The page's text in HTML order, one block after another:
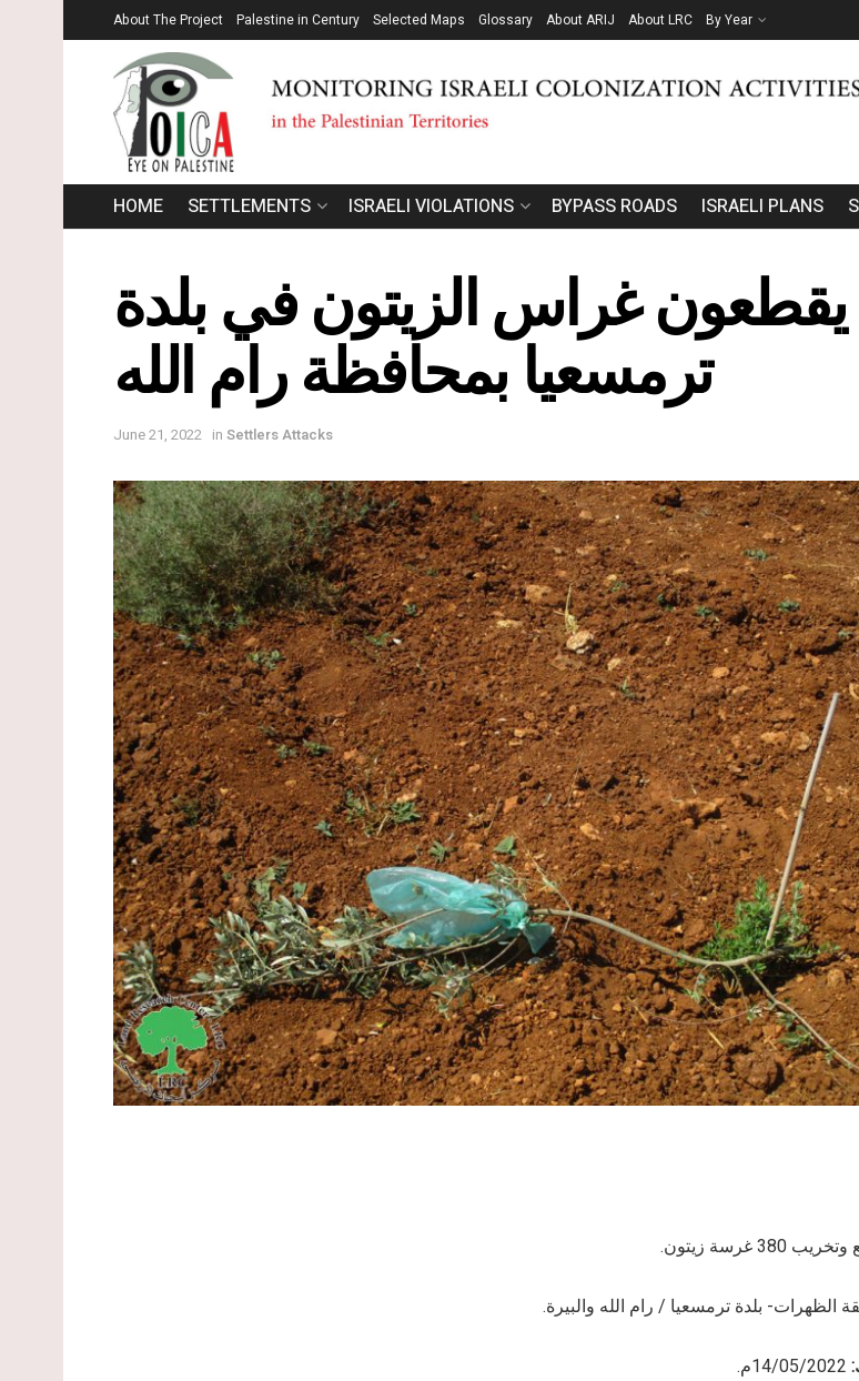
About The Project Palestine in Century Selected Maps Glossary About ARIJ About LRC By Year
HOME SETTLEMENTS ISRAELI VIOLATIONS BYPASS ROADS ISRAELI PLANS
غراس الزيتون في بلدة
ترمسعيا بمحافظة رام الله
June 21, 2022 in Settlers Attacks
380 غرسة زيتون.
الظهرات- بلدة ترمسعيا / رام الله والبيرة.
14/05/2022م.